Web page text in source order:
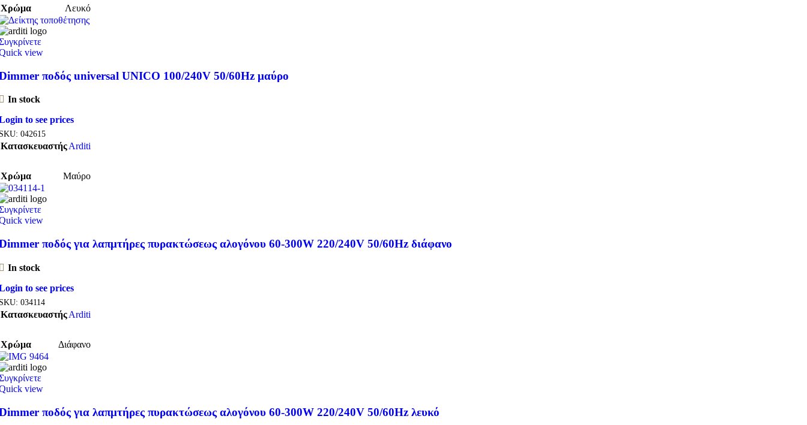
Χρώμα Λευκό
view
ποδός universal UNICO 100/240V 50/60Hz μαύρο
In stock
to see prices
042615
ΚατασκευαστήςArditi
Χρώμα Μαύρο
view
ποδός για λαπμτήρες πυρακτώσεως αλογόνου 60-300W 220/240V 50/60Hz διάφανο
In stock
to see prices
034114
ΚατασκευαστήςArditi
Χρώμα Διάφανο
view
ποδός για λαπμτήρες πυρακτώσεως αλογόνου 60-300W 220/240V 50/60Hz λευκό